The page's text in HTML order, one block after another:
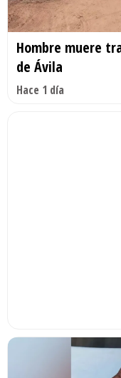
Hombre muere
de Ávila
Hace 1 día